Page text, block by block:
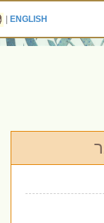
ENGLISH
|